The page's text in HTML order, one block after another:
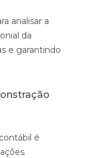
analisar a
da
e garantindo
é